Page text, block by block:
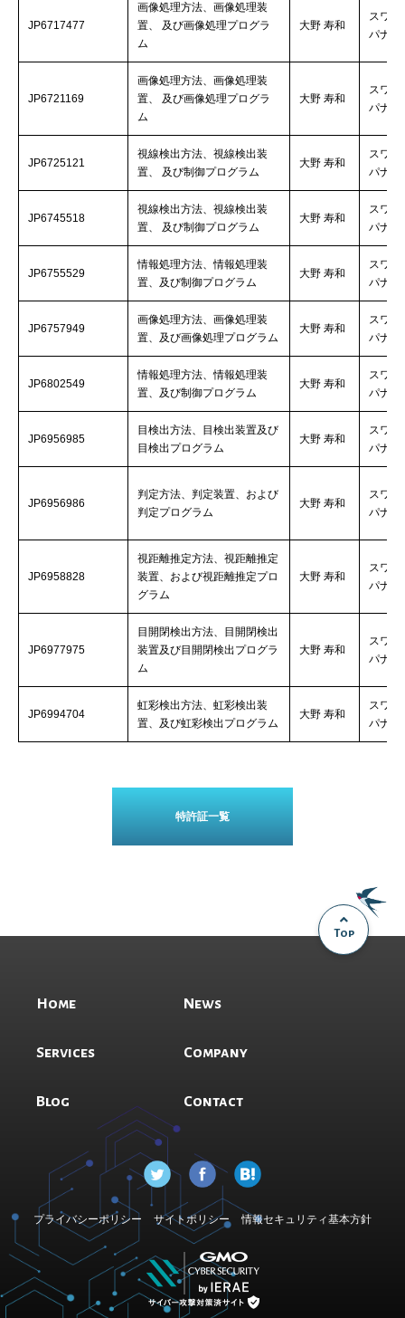
JP6717477
画像処理方法、画像処理装
置、 及び画像処理プログラ
ム
大野 寿和
スワロ
パナソ
JP6721169
画像処理方法、画像処理装
置、 及び画像処理プログラ
ム
大野 寿和
スワロ
パナソ
JP6725121
視線検出方法、視線検出装
置、 及び制御プログラム
大野 寿和
スワロ
パナソ
JP6745518
視線検出方法、視線検出装
置、 及び制御プログラム
大野 寿和
スワロ
パナソ
JP6755529
情報処理方法、情報処理装
置、及び制御プログラム
大野 寿和
スワロ
パナソ
JP6757949
画像処理方法、画像処理装
置、及び画像処理プログラム
大野 寿和
スワロ
パナソ
JP6802549
情報処理方法、情報処理装
置、及び制御プログラム
大野 寿和
スワロ
パナソ
JP6956985
目検出方法、目検出装置及び
目検出プログラム
大野 寿和
スワロ
パナソ
JP6956986
判定方法、判定装置、および
判定プログラム
大野 寿和
スワロ
パナソ
JP6958828
視距離推定方法、視距離推定
装置、および視距離推定プロ
グラム
大野 寿和
スワロ
パナソ
JP6977975
目開閉検出方法、目開閉検出
装置及び目開閉検出プログラ
ム
大野 寿和
スワロ
パナソ
JP6994704
虹彩検出方法、虹彩検出装
置、及び虹彩検出プログラム
大野 寿和
スワロ
パナソ
特許証一覧
Top
Home News
Services Company
Blog Contact
プライバシーポリシー サイトポリシー 情報セキュリティ基本方針